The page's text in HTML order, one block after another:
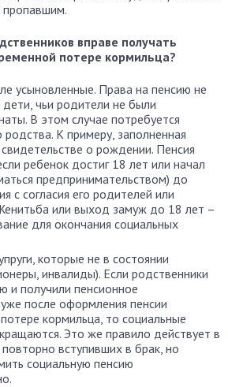
пропавшим.
вправе получать
потере кормильца?
усыновленные. Права на пенсию не
чьи родители не были
В этом случае потребуется
родства. К примеру, заполненная
о рождении. Пенсия
ребенок достиг 18 лет или начал
предпринимательством) до
с согласия его родителей или
или выход замуж до 18 лет –
для окончания социальных
которые не в состоянии
инвалиды). Если родственники
и получили пенсионное
после оформления пенсии
кормильца, то социальные
Это же правило действует в
вступивших в брак, но
социальную пенсию